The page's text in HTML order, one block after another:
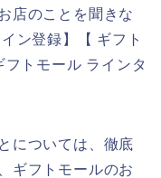
店のことを聞きな
ン登録】【 ギフト
トモール ラインタ
については、徹底
ギフトモールのお